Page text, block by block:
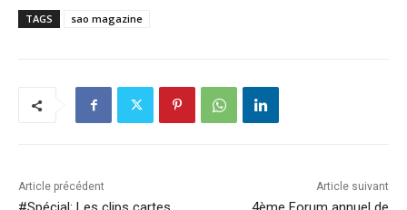
TAGS sao magazine
Article précédent Article suivant